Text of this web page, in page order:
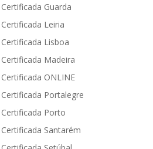
Guarda
Leiria
Lisboa
Madeira
ONLINE
Portalegre
Porto
Santarém